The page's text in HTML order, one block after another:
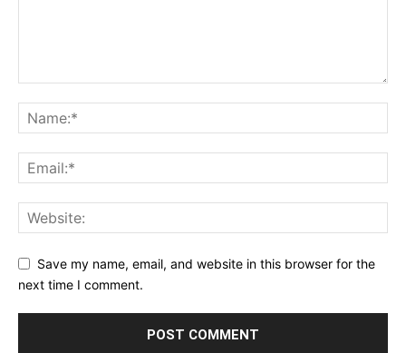
Save my name, email, and website in this browser for the
next time I comment.